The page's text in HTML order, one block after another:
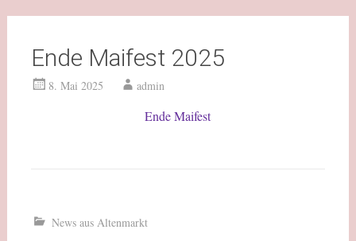
Ende Maifest 2025
8. Mai 2025 admin
Ende Maifest
News aus Altenmarkt